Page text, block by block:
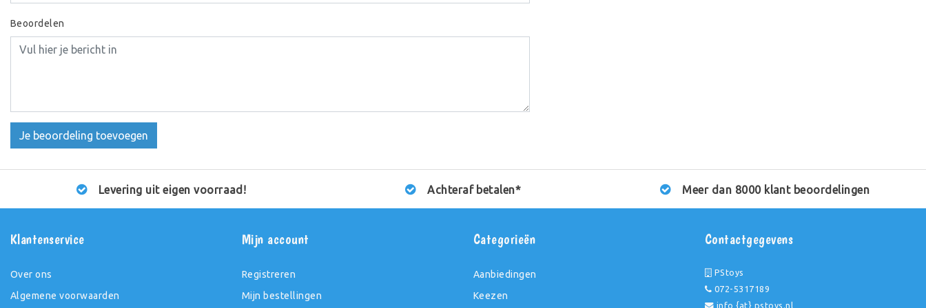
Beoordelen
Je beoordeling toevoegen
Levering uit eigen voorraad! Achteraf betalen* Meer dan 8000 klant beoordelingen
Klantenservice
Over ons
Algemene voorwaarden
Mijn account
Registreren
Mijn bestellingen
Categorieën
Aanbiedingen
Keezen
Contactgegevens
PStoys
072-5317189
info {at} pstoys.nl